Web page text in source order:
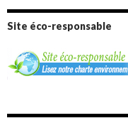
Site éco-responsable